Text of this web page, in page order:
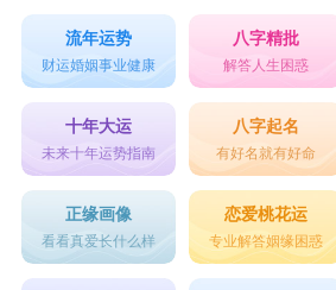
流年运势
财运婚姻事业健康
八字精批
解答人生困惑
十年大运
未来十年运势指南
八字起名
有好名就有好命
正缘画像
看看真爱长什么样
恋爱桃花运
专业解答姻缘困惑